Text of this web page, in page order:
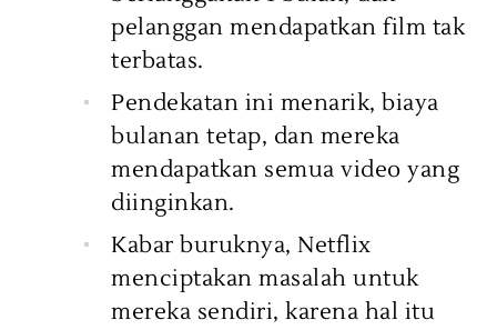
pelanggan mendapatkan film tak
terbatas.
Pendekatan ini menarik, biaya
bulanan tetap, dan mereka
mendapatkan semua video yang
diinginkan.
Kabar buruknya, Netflix
menciptakan masalah untuk
mereka sendiri, karena hal itu